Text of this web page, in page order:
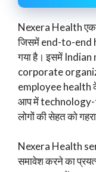
Nexera Health
जिसमें end-to-end
गया है। इसमें
corporate
employee health
आप में technology-
लोगों की सेहत को
Nexera Health
समावेश करने का